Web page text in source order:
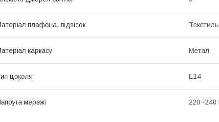
плафона, підвісок Текстиль
каркасу Метал
цоколя E14
мережі 220~240